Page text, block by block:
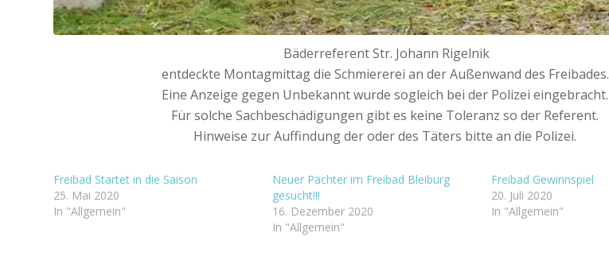
Bäderreferent Str. Johann Rigelnik
entdeckte Montagmittag die Schmiererei an der Außenwand des Freibades.
Eine Anzeige gegen Unbekannt wurde sogleich bei der Polizei eingebracht.
Für solche Sachbeschädigungen gibt es keine Toleranz so der Referent.
Hinweise zur Auffindung der oder des Täters bitte an die Polizei.
Freibad Startet in die Saison
25. Mai 2020
In "Allgemein"
Neuer Pächter im Freibad Bleiburg
gesucht!!!
16. Dezember 2020
In "Allgemein"
Freibad Gewinnspiel
20. Juli 2020
In "Allgemein"